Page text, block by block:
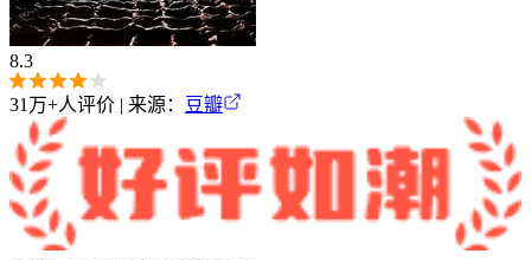
8.3
31万+人评价 | 来源： 豆瓣